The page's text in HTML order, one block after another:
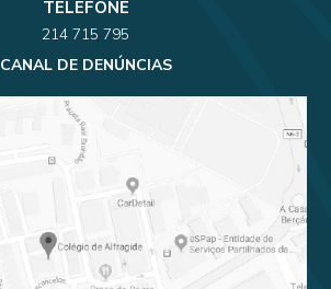
TELEFONE
214 715 795
CANAL DE DENÚNCIAS